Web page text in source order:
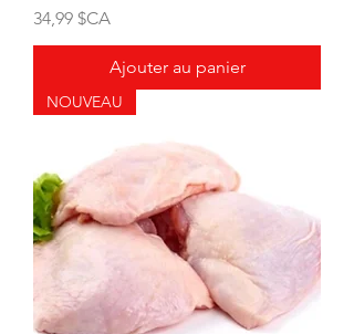
Prix
34,99 $CA
Ajouter au panier
NOUVEAU